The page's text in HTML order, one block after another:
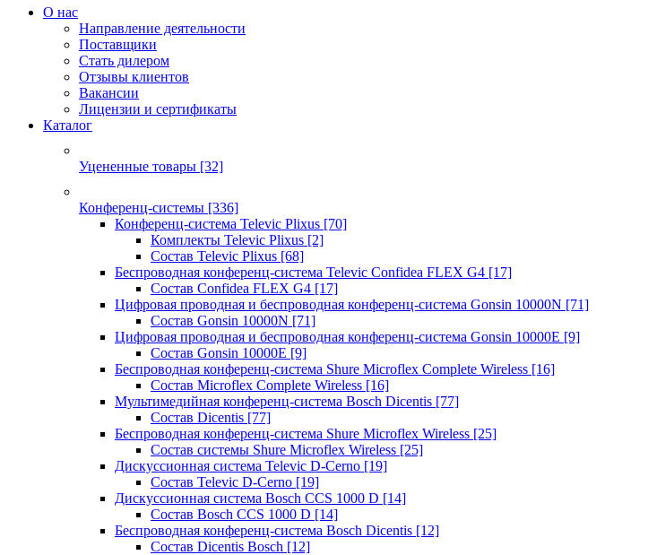
О нас
Направление деятельности
Поставщики
Стать дилером
Отзывы клиентов
Вакансии
Лицензии и сертификаты
Каталог
Уцененные товары [32]
Конференц-системы [336]
Конференц-система Televic Plixus [70]
Комплекты Televic Plixus [2]
Состав Televic Plixus [68]
Беспроводная конференц-система Televic Confidea FLEX G4 [17]
Состав Confidea FLEX G4 [17]
Цифровая проводная и беспроводная конференц-система Gonsin 10000N [71]
Состав Gonsin 10000N [71]
Цифровая проводная и беспроводная конференц-система Gonsin 10000E [9]
Состав Gonsin 10000E [9]
Беспроводная конференц-система Shure Microflex Complete Wireless [16]
Состав Microflex Complete Wireless [16]
Мультимедийная конференц-система Bosch Dicentis [77]
Состав Dicentis [77]
Беспроводная конференц-система Shure Microflex Wireless [25]
Состав системы Shure Microflex Wireless [25]
Дискуссионная система Televic D-Cerno [19]
Состав Televic D-Cerno [19]
Дискуссионная система Bosch CCS 1000 D [14]
Состав Bosch CCS 1000 D [14]
Беспроводная конференц-система Bosch Dicentis [12]
Состав Dicentis Bosch [12]